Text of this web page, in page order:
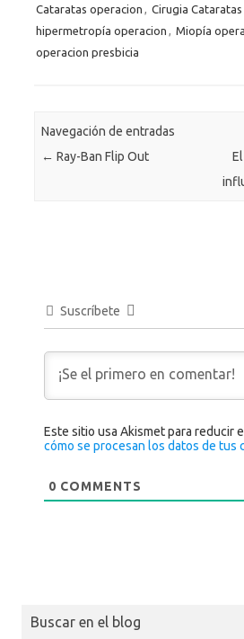
Cataratas operacion
Cirugia Cataratas
hipermetropía operacion
Miopía
operacion presbicia
Navegación de entradas
← Ray-Ban Flip Out
Suscríbete
Este sitio usa Akismet para reducir
cómo se procesan los datos de tus
0 COMMENTS
Buscar en el blog